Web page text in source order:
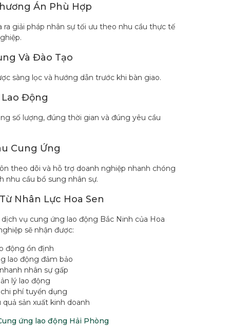
Án Phù Hợp
ra giải pháp nhân sự tối ưu theo nhu cầu thực tế
Và Đào Tạo
sàng lọc và hướng dẫn trước khi bàn giao.
Lao Động
số lượng, đúng thời gian và đúng yêu cầu
Cung Ứng
theo dõi và hỗ trợ doanh nghiệp nhanh chóng
nhu cầu bổ sung nhân sự.
Nhân Lực Hoa Sen
dịch vụ cung ứng lao động Bắc Ninh của Hoa
sẽ nhận được:
động ổn định
lao động đảm bảo
nhân sự gấp
lý lao động
phí tuyển dụng
quả sản xuất kinh doanh
ứng lao động Hải Phòng